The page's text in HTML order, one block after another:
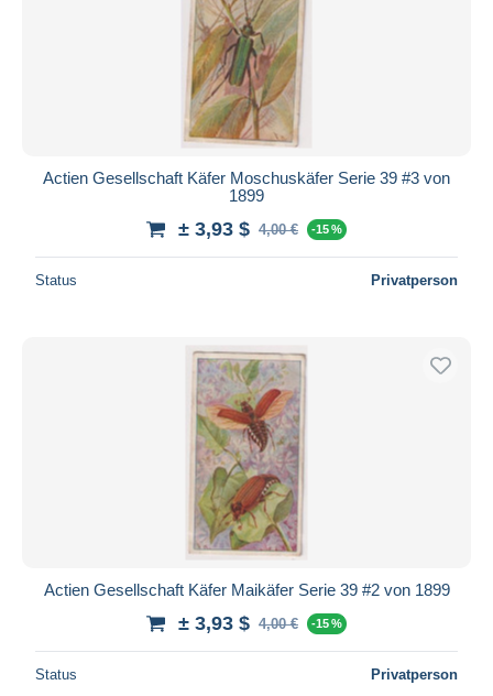
Actien Gesellschaft Käfer Moschuskäfer Serie 39 #3 von
1899
± 3,93 $ 4,00 € -15 %
Status Privatperson
Actien Gesellschaft Käfer Maikäfer Serie 39 #2 von 1899
± 3,93 $ 4,00 € -15 %
Status Privatperson